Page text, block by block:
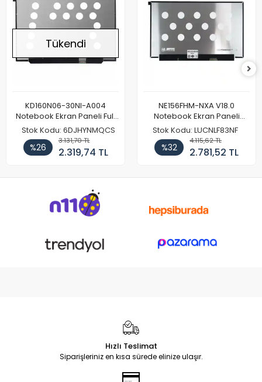
Tükendi
KD160N06-30NI-A004
Notebook Ekran Paneli Full
HD
Stok Kodu: 6DJHYNMQCS
%26
3.131,70 TL
2.319,74 TL
NE156FHM-NXA V18.0
Notebook Ekran Paneli
144Hz
Stok Kodu: LUCNLF83NF
%32
4.115,62 TL
2.781,52 TL
Hızlı Teslimat
Siparişleriniz en kısa sürede elinize ulaşır.